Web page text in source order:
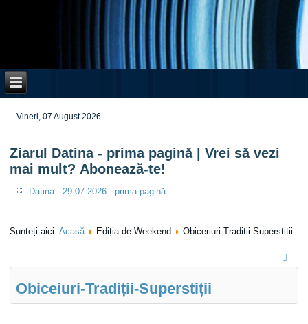
Vineri, 07 August 2026
Ziarul Datina - prima pagină | Vrei să vezi
mai mult? Abonează-te!
Datina - 29.07.2026 - prima pagină
Sunteți aici:Acasă Ediția de Weekend Obiceriuri-Traditii-Superstitii
Obiceiuri-Tradiții-Superstiții